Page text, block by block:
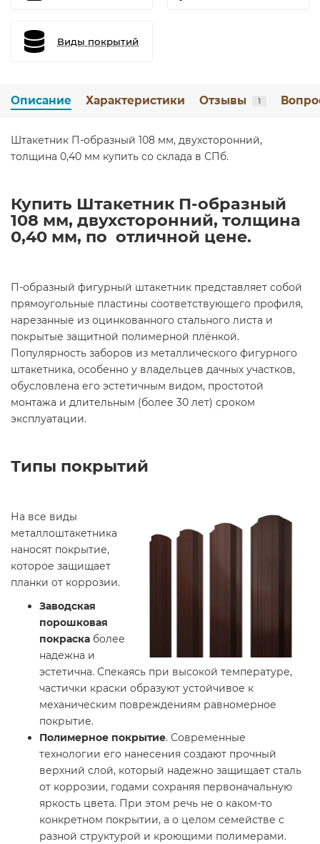
Виды покрытий
Описание Характеристики Отзывы 1
Штакетник П-образный 108 мм, двухсторонний,
толщина 0,40 мм купить со склада в СПб.
Купить Штакетник П-образный
108 мм, двухсторонний, толщина
0,40 мм, по отличной цене.
П-образный фигурный штакетник представляет собой
прямоугольные пластины соответствующего профиля,
нарезанные из оцинкованного стального листа и
покрытые защитной полимерной плёнкой.
Популярность заборов из металлического фигурного
штакетника, особенно у владельцев дачных участков,
обусловлена его эстетичным видом, простотой
монтажа и длительным (более 30 лет) сроком
эксплуатации.
Типы покрытий
На все виды
металлоштакетника
наносят покрытие,
которое защищает
планки от коррозии.
Заводская
порошковая
покраска более
надежна и
эстетична. Спекаясь при высокой температуре,
частички краски образуют устойчивое к
механическим повреждениям равномерное
покрытие.
Полимерное покрытие. Современные
технологии его нанесения создают прочный
верхний слой, который надежно защищает сталь
от коррозии, годами сохраняя первоначальную
яркость цвета. При этом речь не о каком-то
конкретном покрытии, а о целом семействе с
разной структурой и кроющими полимерами.